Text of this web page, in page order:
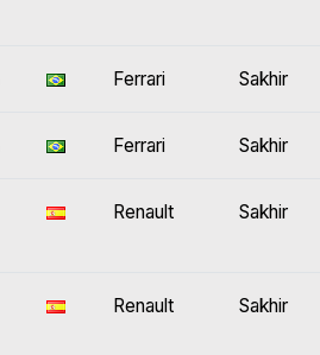
Ferrari Sakhir
Ferrari Sakhir
Renault Sakhir
Renault Sakhir